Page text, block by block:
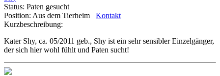
Status: Paten gesucht
Position: Aus dem Tierheim
Kontakt
Kurzbeschreibung:
Kater Shy, ca. 05/2011 geb., Shy ist ein sehr sensibler Einzelgänger,
der sich hier wohl fühlt und Paten sucht!